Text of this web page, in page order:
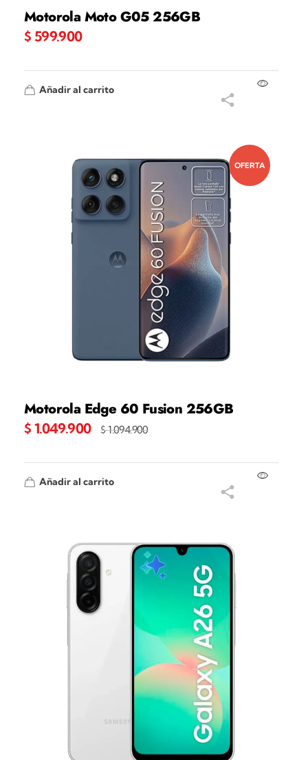
Motorola Moto G05 256GB
$ 599.900
Añadir al carrito
OFERTA
Motorola Edge 60 Fusion 256GB
$ 1.049.900 $1.094.900
Añadir al carrito